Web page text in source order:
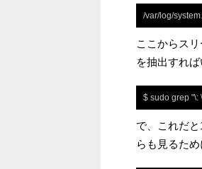
/var/log/
ここからス
を抽出すれ
$ sudo grep "\:
で、これだ
らも見るた